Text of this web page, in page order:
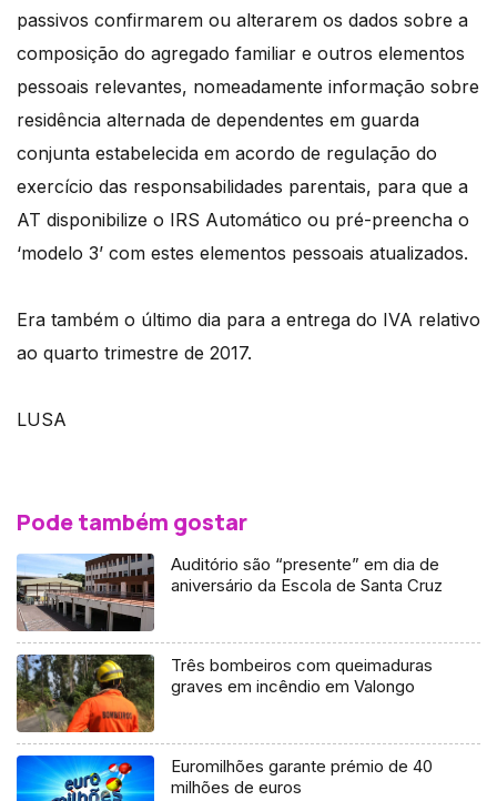
passivos confirmarem ou alterarem os dados sobre a
composição do agregado familiar e outros elementos
pessoais relevantes, nomeadamente informação sobre
residência alternada de dependentes em guarda
conjunta estabelecida em acordo de regulação do
exercício das responsabilidades parentais, para que a
AT disponibilize o IRS Automático ou pré-preencha o
‘modelo 3’ com estes elementos pessoais atualizados.
Era também o último dia para a entrega do IVA relativo
ao quarto trimestre de 2017.
LUSA
Pode também gostar
Auditório são “presente” em dia de
aniversário da Escola de Santa Cruz
Três bombeiros com queimaduras
graves em incêndio em Valongo
Euromilhões garante prémio de 40
milhões de euros